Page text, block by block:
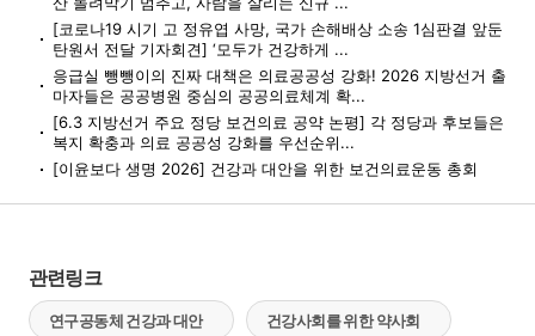
[코로나19 시기 고 정유엽 사망, 국가 손해배상 소송 1심판결 앞둔
탄원서 전달 기자회견] ‘모두가 건강하게 ...
응급실 뺑뺑이의 진짜 대책은 의료공공성 강화! 2026 지방선거 출
마자들은 공공병원 중심의 공공의료체계 확...
[6.3 지방선거 주요 정당 보건의료 공약 논평] 각 정당과 후보들은
복지 확충과 의료 공공성 강화를 우선순위...
[이윤보다 생명 2026] 건강과 대안을 위한 보건의료운동 총회
관련링크
연구공동체 건강과 대안 건강사회를 위한 약사회